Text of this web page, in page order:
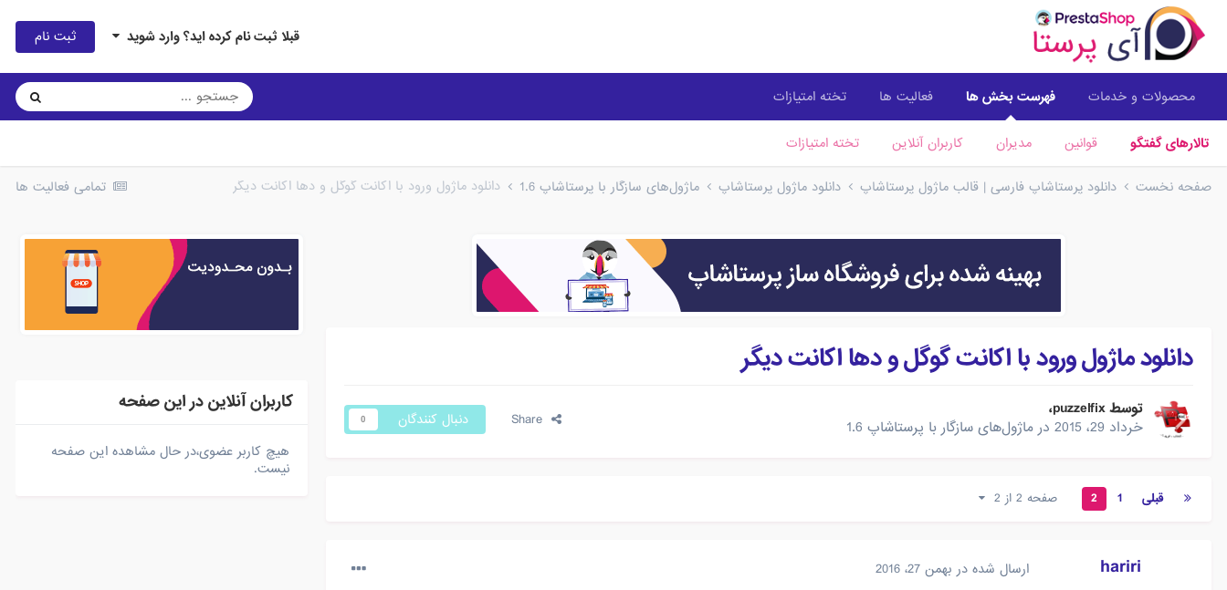
قبلا ثبت نام کرده اید؟ وارد شوید ثبت نام
محصولات و خدمات فهرست بخش ها
تالارهای گفتگو قوانین مدیران کاربران آنلاین تخته امتیازات
فعالیت ها تخته امتیازات
تمامی فعالیت ها صفحه نخست دانلود پرستاشاپ فارسی | قالب ماژول پرستاشاپ دانلود ماژول پرستاشاپ ماژول‌های سازگار با پرستاشاپ 1.6 دانلود ماژول ورود با اکانت گوگل و دها اکانت دیگر
دانلود ماژول ورود با اکانت گوگل و دها اکانت دیگر
توسطpuzzelfix،
خرداد 29، 2015
در ماژول‌های سازگار با پرستاشاپ 1.6 دنبال کنندگان 0
قبلی 1
2 صفحه 2 از 2
hariri ارسال شده در بهمن 27، 2016
کاربران آنلاین در این صفحه
هیچ کاربر عضوی،در حال مشاهده این صفحه
نیست.